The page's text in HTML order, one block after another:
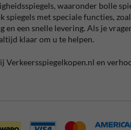
waaronder bolle
met speciale functies,
een snelle levering. Als je
klaar om u te helpen.
en